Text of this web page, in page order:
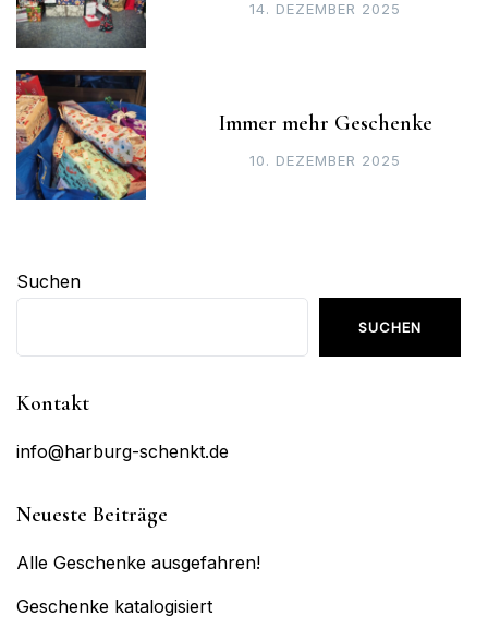
14. DEZEMBER 2025
Immer mehr Geschenke
10. DEZEMBER 2025
Suchen
SUCHEN
Kontakt
info@harburg-schenkt.de
Neueste Beiträge
Alle Geschenke ausgefahren!
Geschenke katalogisiert